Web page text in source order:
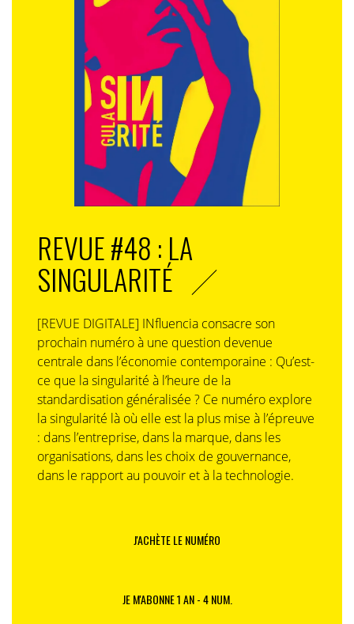
REVUE #48 : LA
SINGULARITÉ
[REVUE DIGITALE] INfluencia consacre son
prochain numéro à une question devenue
centrale dans l’économie contemporaine : Qu’est-
ce que la singularité à l’heure de la
standardisation généralisée ? Ce numéro explore
la singularité là où elle est la plus mise à l’épreuve
: dans l’entreprise, dans la marque, dans les
organisations, dans les choix de gouvernance,
dans le rapport au pouvoir et à la technologie.
J'ACHÈTE LE NUMÉRO
JE M'ABONNE 1 AN - 4 NUM.